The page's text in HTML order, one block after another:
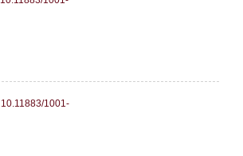
10.11883/1001-